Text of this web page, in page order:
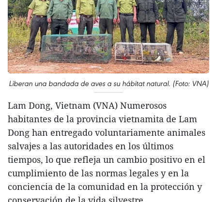
Liberan una bandada de aves a su hábitat natural. (Foto: VNA)
Lam Dong, Vietnam (VNA) Numerosos
habitantes de la provincia vietnamita de Lam
Dong han entregado voluntariamente animales
salvajes a las autoridades en los últimos
tiempos, lo que refleja un cambio positivo en el
cumplimiento de las normas legales y en la
conciencia de la comunidad en la protección y